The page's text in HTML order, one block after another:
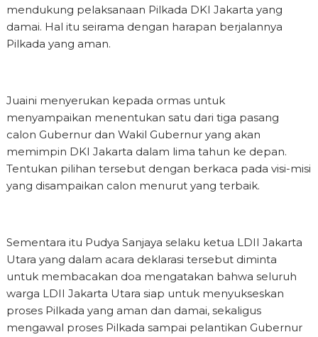
mendukung pelaksanaan Pilkada DKI Jakarta yang
damai. Hal itu seirama dengan harapan berjalannya
Pilkada yang aman.
Juaini menyerukan kepada ormas untuk
menyampaikan menentukan satu dari tiga pasang
calon Gubernur dan Wakil Gubernur yang akan
memimpin DKI Jakarta dalam lima tahun ke depan.
Tentukan pilihan tersebut dengan berkaca pada visi-misi
yang disampaikan calon menurut yang terbaik.
Sementara itu Pudya Sanjaya selaku ketua LDII Jakarta
Utara yang dalam acara deklarasi tersebut diminta
untuk membacakan doa mengatakan bahwa seluruh
warga LDII Jakarta Utara siap untuk menyukseskan
proses Pilkada yang aman dan damai, sekaligus
mengawal proses Pilkada sampai pelantikan Gubernur